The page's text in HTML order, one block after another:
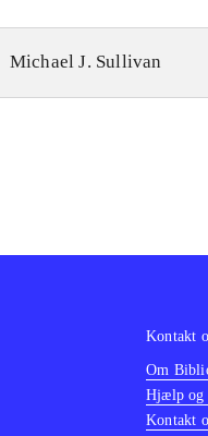
Michael J. Sullivan
Kontakt
Om
Hjælp og
Kontakt